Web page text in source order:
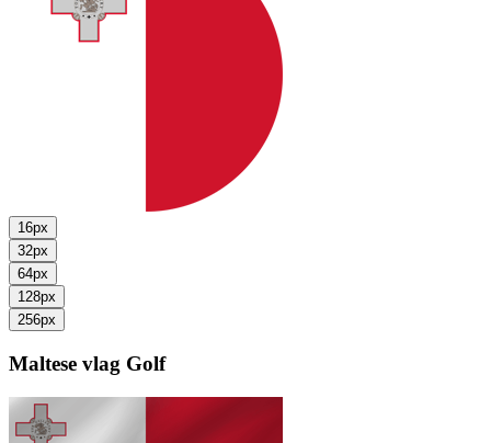
16px
32px
64px
128px
256px
Maltese vlag Golf